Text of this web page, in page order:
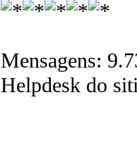
Mensagens:
Helpdesk do